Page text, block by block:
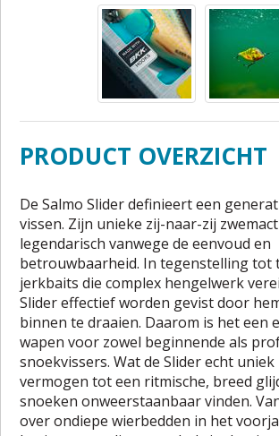
PRODUCT OVERZICHT
De Salmo Slider definieert een
vissen. Zijn unieke zij-naar-zij
legendarisch vanwege de eenvoud en
betrouwbaarheid. In tegenstelling tot
jerkbaits die complex hengelwerk
Slider effectief worden gevist door
binnen te draaien. Daarom is het een
wapen voor zowel beginnende als
snoekvissers. Wat de Slider echt
vermogen tot een ritmische, breed
snoeken onweerstaanbaar vinden.
over ondiepe wierbedden in het